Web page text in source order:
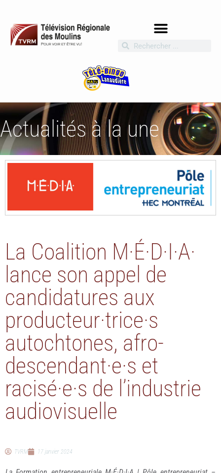
Actualités à la une
La Coalition M·É·D·I·A·
lance son appel de
candidatures aux
producteur·trice·s
autochtones, afro-
descendant·e·s et
racisé·e·s de l’industrie
audiovisuelle
TVRM 17 janvier 2024